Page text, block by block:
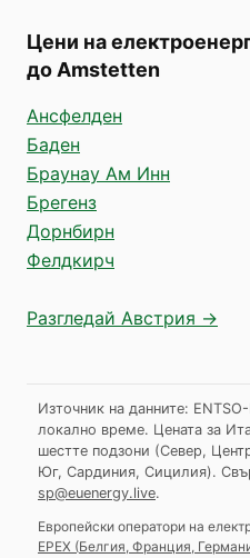
Цени на
до Amstetten
Ансфелден
Баден
Браунау Ам Инн
Брегенз
Дорнбирн
Фелдкирч
Разгледай Австрия →
Източник на данните:
локално време. Цената за
шестте подзони (Север,
Юг, Сардиния, Сицилия).
sp@euenergy.live.
Европейски оператори на
EPEX (Белгия, Франция,